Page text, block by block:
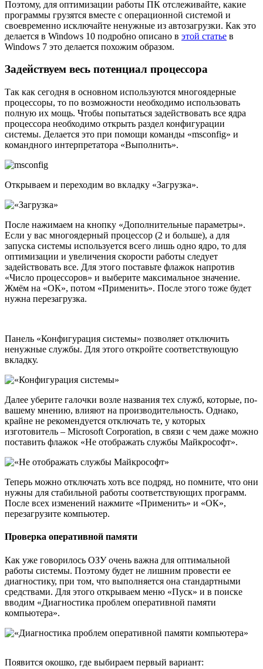
Поэтому, для оптимизации работы ПК отслеживайте, какие
программы грузятся вместе с операционной системой и
своевременно исключайте ненужные из автозагрузки. Как это
делается в Windows 10 подробно описано в этой статье в
Windows 7 это делается похожим образом.
Задействуем весь потенциал процессора
Так как сегодня в основном используются многоядерные
процессоры, то по возможности необходимо использовать
полную их мощь. Чтобы попытаться задействовать все ядра
процессора необходимо открыть раздел конфигурации
системы. Делается это при помощи команды «msconfig» и
командного интерпретатора «Выполнить».
Открываем и переходим во вкладку «Загрузка».
После нажимаем на кнопку «Дополнительные параметры».
Если у вас многоядерный процессор (2 и больше), а для
запуска системы используется всего лишь одно ядро, то для
оптимизации и увеличения скорости работы следует
задействовать все. Для этого поставьте флажок напротив
«Число процессоров» и выберите максимальное значение.
Жмём на «ОК», потом «Применить». После этого тоже будет
нужна перезагрузка.
Панель «Конфигурация системы» позволяет отключить
ненужные службы. Для этого откройте соответствующую
вкладку.
Далее уберите галочки возле названия тех служб, которые, по-
вашему мнению, влияют на производительность. Однако,
крайне не рекомендуется отключать те, у которых
изготовитель – Microsoft Corporation, в связи с чем даже можно
поставить флажок «Не отображать службы Майкрософт».
Теперь можно отключать хоть все подряд, но помните, что они
нужны для стабильной работы соответствующих программ.
После всех изменений нажмите «Применить» и «ОК»,
перезагрузите компьютер.
Проверка оперативной памяти
Как уже говорилось ОЗУ очень важна для оптимальной
работы системы. Поэтому будет не лишним провести ее
диагностику, при том, что выполняется она стандартными
средствами. Для этого открываем меню «Пуск» и в поиске
вводим «Диагностика проблем оперативной памяти
компьютера».
Появится окошко, где выбираем первый вариант: